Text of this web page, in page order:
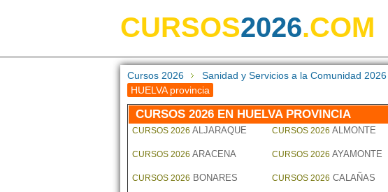
CURSOS2026.COM
Cursos 2026
Sanidad y Servicios a la Comunidad
HUELVA provincia
CURSOS 2026 EN HUELVA PROVINCIA
CURSOS 2026 ALJARAQUE CURSOS 2026 ALMONTE
CURSOS 2026 ARACENA CURSOS 2026 AYAMONTE
CURSOS 2026 BONARES CURSOS 2026 CALAÑAS